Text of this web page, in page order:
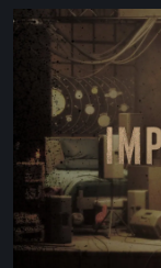
Impermanence:
costruire
santuario
nel
teatro
fantasmi